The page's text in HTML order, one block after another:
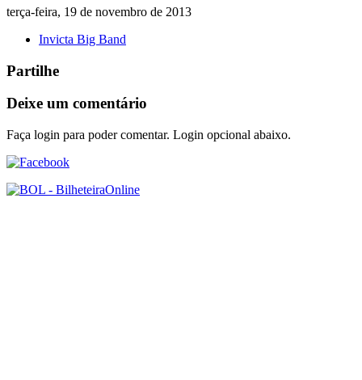
terça-feira, 19 de novembro de 2013
Invicta Big Band
Partilhe
Deixe um comentário
Faça login para poder comentar. Login opcional abaixo.